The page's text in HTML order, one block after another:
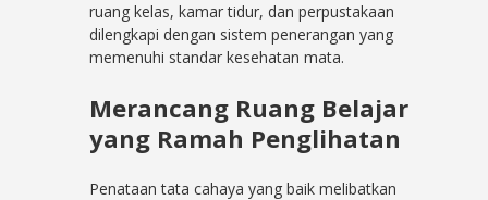
ruang kelas, kamar tidur, dan perpustakaan
dilengkapi dengan sistem penerangan yang
memenuhi standar kesehatan mata.
Merancang Ruang Belajar
yang Ramah Penglihatan
Penataan tata cahaya yang baik melibatkan